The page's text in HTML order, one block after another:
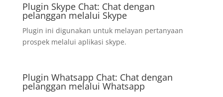
Plugin Skype Chat: Chat dengan
pelanggan melalui Skype
Plugin ini digunakan untuk melayan pertanyaan
prospek melalui aplikasi skype.
Plugin Whatsapp Chat: Chat dengan
pelanggan melalui Whatsapp